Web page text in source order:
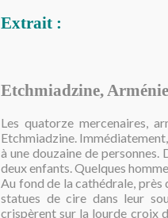
Extrait :
Etchmiadzine, Arménie
Les quatorze mercenaires,
Etchmiadzine.
à une douzaine de
deux enfants. Quelques
Au fond de la cathédrale, près
statues de cire dans leur
crispèrent sur la lourde croix